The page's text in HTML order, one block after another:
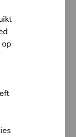
voor iedereen
van
van 37 jaar.
deze hoek
zoals
op